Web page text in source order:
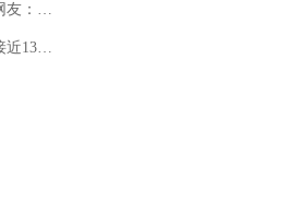
了！
那么大